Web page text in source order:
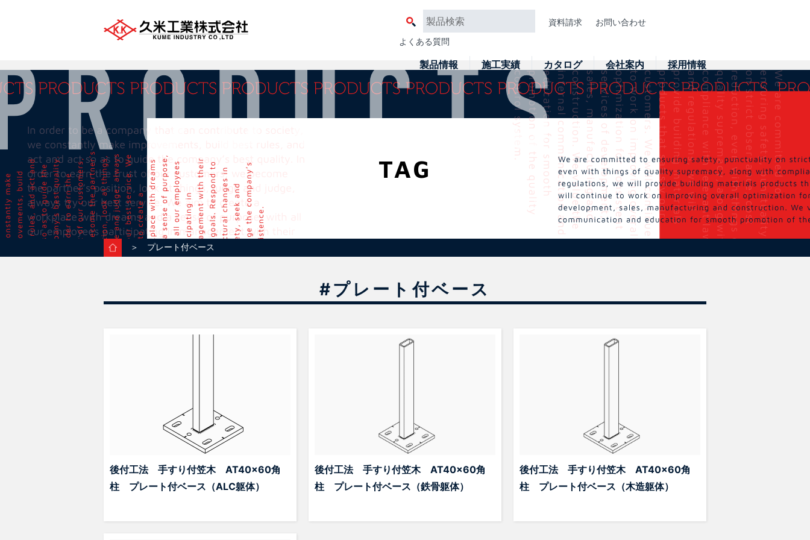
資料請求
お問い合わせ
よくある質問
製品情報 施工実績 カタログ 会社案内 採用情報
TAG
＞ プレート付ベース
#プレート付ベース
後付工法 手すり付笠木 AT40x60角
柱 プレート付ベース（ALC躯体）
後付工法 手すり付笠木 AT40x60角
柱 プレート付ベース（鉄骨躯体）
後付工法 手すり付笠木 AT40x60角
柱 プレート付ベース（木造躯体）